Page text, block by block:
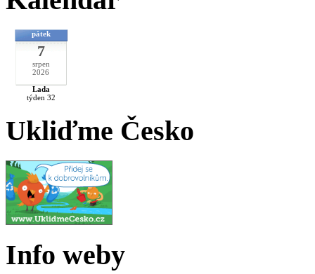
pátek
7
srpen
2026
Lada
týden 32
Ukliďme Česko
Info weby